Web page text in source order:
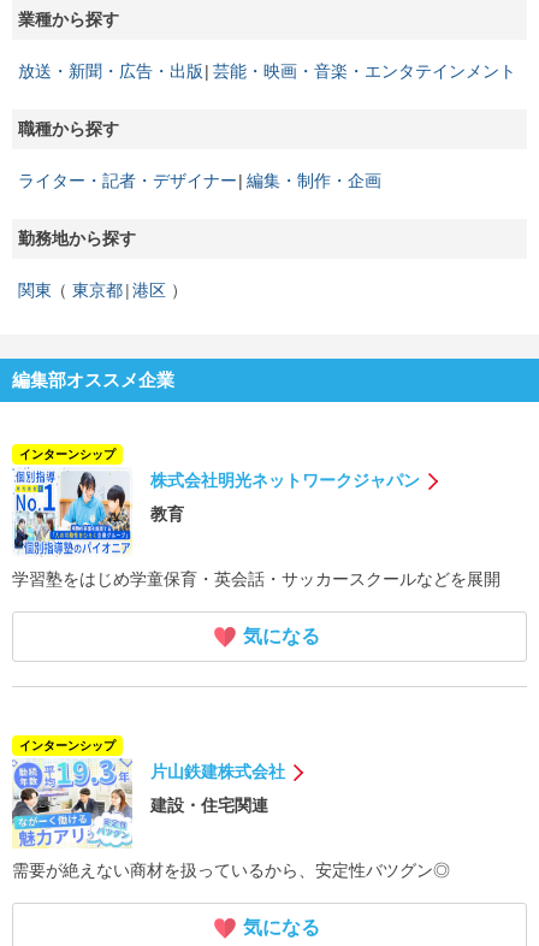
業種から探す
放送・新聞・広告・出版 芸能・映画・音楽・エンタテインメント
職種から探す
ライター・記者・デザイナー 編集・制作・企画
勤務地から探す
関東 東京都 港区
編集部オススメ企業
インターンシップ
株式会社明光ネットワークジャパン
教育
学習塾をはじめ学童保育・英会話・サッカースクールなどを展開
気になる
インターンシップ
片山鉄建株式会社
建設・住宅関連
需要が絶えない商材を扱っているから、安定性バツグン◎
気になる